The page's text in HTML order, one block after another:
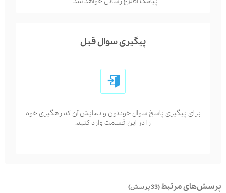
پیگیری سوال قبل
برای پیگیری پاسخ سوال خودتون و نمایش آن کد رهگیری خود
را در این قسمت وارد کنید.
پرسش‌های مرتبط(33 پرسش)